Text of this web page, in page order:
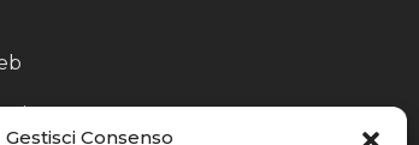
Gestisci Consenso